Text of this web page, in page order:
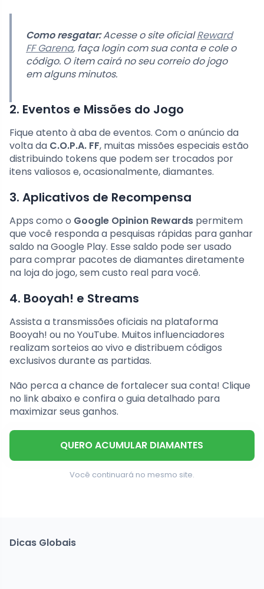
Como resgatar:Acesse o site oficialReward
FF Garena, faça login com sua conta e cole o
código. O item cairá no seu correio do jogo
em alguns minutos.
2. Eventos e Missões do Jogo
Fique atento à aba de eventos. Com o anúncio da
volta da C.O.P.A. FF, muitas missões especiais estão
distribuindo tokens que podem ser trocados por
itens valiosos e, ocasionalmente, diamantes.
3. Aplicativos de Recompensa
Apps como o Google Opinion Rewards permitem
que você responda a pesquisas rápidas para ganhar
saldo na Google Play. Esse saldo pode ser usado
para comprar pacotes de diamantes diretamente
na loja do jogo, sem custo real para você.
4. Booyah! e Streams
Assista a transmissões oficiais na plataforma
Booyah! ou no YouTube. Muitos influenciadores
realizam sorteios ao vivo e distribuem códigos
exclusivos durante as partidas.
Não perca a chance de fortalecer sua conta! Clique
no link abaixo e confira o guia detalhado para
maximizar seus ganhos.
QUERO ACUMULAR DIAMANTES
Você continuará no mesmo site.
Dicas Globais